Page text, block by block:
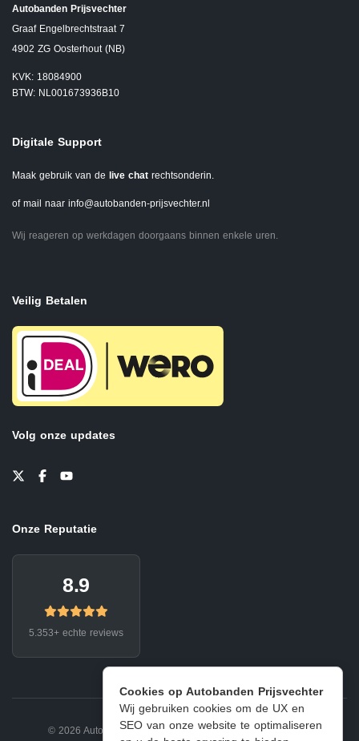
Cookies op Autobanden Prijsvechter
Wij gebruiken cookies om de UX en
SEO van onze website te optimaliseren
Autobanden Prijsvechter
Graaf Engelbrechtstraat 7
4902 ZG Oosterhout (NB)
KVK: 18084900
BTW: NL001673936B10
Digitale Support
Maak gebruik van de live chat rechtsonderin.
of mail naar info@autobanden-prijsvechter.nl
Wij reageren op werkdagen doorgaans binnen enkele uren.
Veilig Betalen
Volg onze updates
Onze Reputatie
8.9
5.353+ echte reviews
© 2026 Autobanden Prijsvechter. Privacy | Voorwaarden